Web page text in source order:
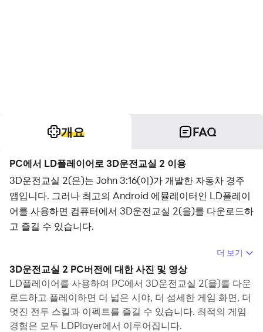
개요 FAQ
PC에서 LD플레이어로 3D운전교실 2 이용
3D운전교실 2(은)는 John 3:16(이)가 개발한 자동차 경주
앱입니다. 그러나 최고의 Android 에뮬레이터인 LD플레이
어를 사용하면 컴퓨터에서 3D운전교실 2(을)를 다운로드하
고 즐길 수 있습니다.
컴퓨터에서 3D운전교실 2(을)를 실행하면 보다 큰 화면에
서 이용할 수 있으며, 마우스와 키보드로 앱을 이용하는 것
이 화면을 터치하는 것보다 훨씬 빠릅니다. 동시에 기기의
배터리 문제에 대해 걱정할 필요가 없습니다.
다중 인스턴스 및 멀티 컨트롤 기능을 통해 컴퓨터에서 여러
더 보기
3D운전교실 2 PC버전에 대한 사진 및 영상
LD플레이어를 사용하여 PC에서 3D운전교실 2(을)를 다운
로드하고 플레이하면 더 넓은 시야, 더 섬세한 게임 화면, 더
멋진 전투 스킬과 이펙트를 즐길 수 있습니다. 최적의 게임
경험은 모두 LDPlayer에서 이루어집니다.